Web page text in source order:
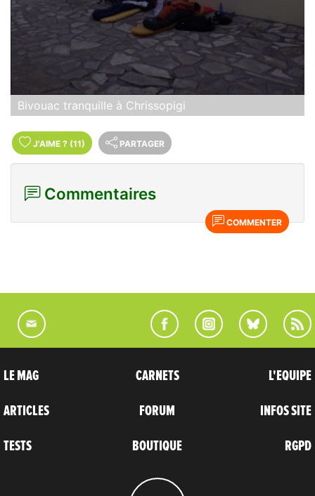
Bivouac tranquille à Chrissopigi
J'AIME ? (11) PARTAGER
Commentaires
COMMENTER
LE MAG
ARTICLES
TESTS
CARNETS
FORUM
BOUTIQUE
L'EQUIPE
INFOS SITE
RGPD